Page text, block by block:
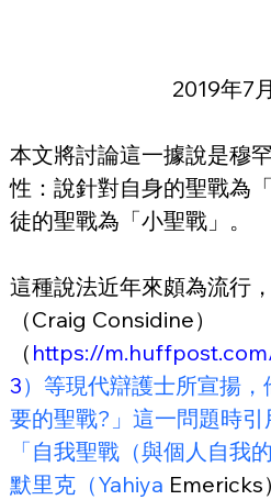
2019年7
本文將討論這一據說是穆
性：說針對自身的聖戰為
徒的聖戰為「小聖戰」。
這種說法近年來頗為流行
（Craig Considine）
（ https://
3）等現代辯護士所宣揚
要的聖戰?」這一問題時引
「自我聖戰（與個人自我
默里克（Yahiya Emericks）